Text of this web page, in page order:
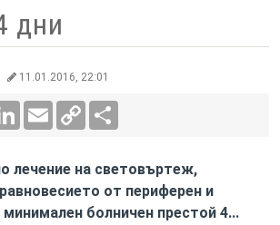
дни
11.01.2016, 22:01
LinkedInEmail
Copy
Link
лечение на световъртеж,
от периферен и
болничен престой 4...